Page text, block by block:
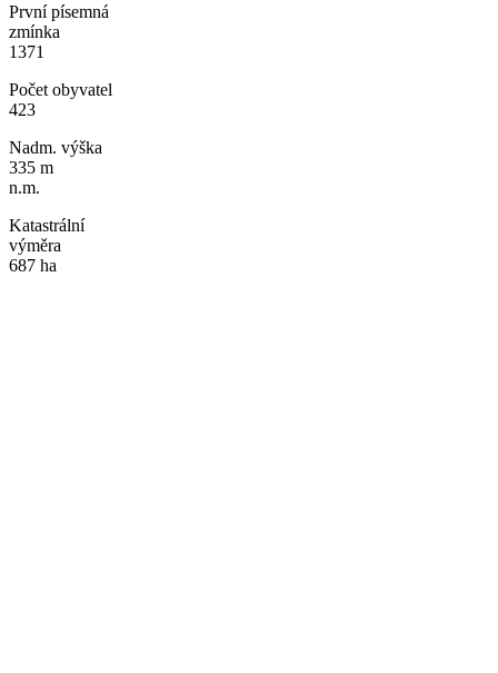
První písemná
zmínka
1371
Počet obyvatel
423
Nadm. výška
335 m
n.m.
Katastrální
výměra
687 ha